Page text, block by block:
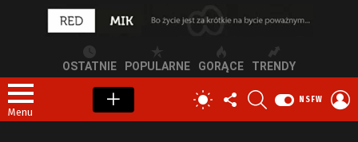
OSTATNIE POPULARNE GORĄCE TRENDY
Menu
PRZEŁĄCZ
SKÓRKĘ
OBSERWUJ
NAS
NSFW